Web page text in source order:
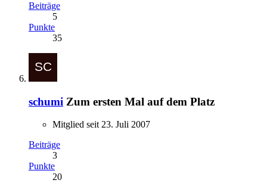
Beiträge
5
Punkte
35
schumi Zum ersten Mal auf dem Platz
Mitglied seit 23. Juli 2007
Beiträge
3
Punkte
20